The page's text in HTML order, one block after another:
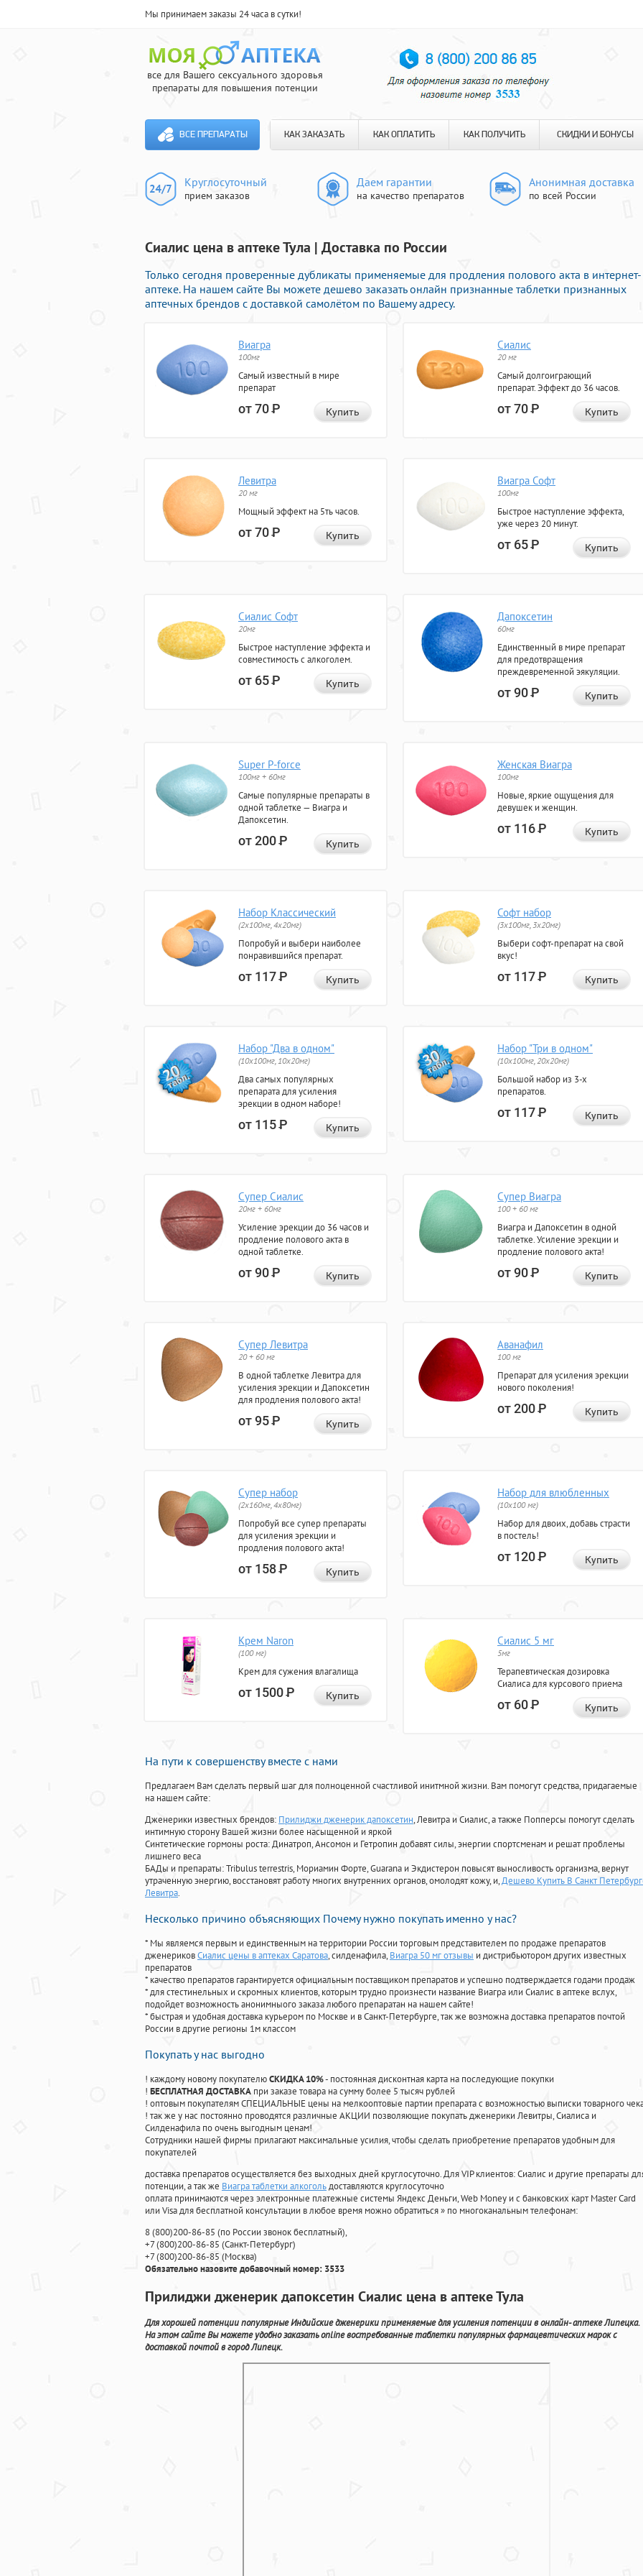
Мы принимаем заказы 24 часа в сутки!
все для Вашего сексуального здоровья
препараты для повышения потенции
ВСЕ ПРЕПАРАТЫ КАК ЗАКАЗАТЬ КАК ОПЛАТИТЬ КАК ПОЛУЧИТЬ СКИДКИ И БОНУСЫ
Круглосуточный
прием заказов
Даем гарантии
на качество препаратов
Анонимная доставка
по всей России
Сиалис цена в аптеке Тула | Доставка по России
Только сегодня проверенные дубликаты применяемые для продления полового акта в интернет-
аптеке. На нашем сайте Вы можете дешево заказать онлайн признанные таблетки признанных
аптечных брендов с доставкой самолётом по Вашему адресу.
Виагра
100мг
Самый известный в мире
препарат
от 70Р Купить
Сиалис
20 мг
Самый долгоиграющий
препарат. Эффект до 36 часов.
от 70Р Купить
Левитра
20 мг
Мощный эффект на 5ть часов.
от 70Р Купить
Виагра Софт
100мг
Быстрое наступление эффекта,
уже через 20 минут.
от 65Р Купить
Сиалис Софт
20мг
Быстрое наступление эффекта и
совместимость с алкоголем.
от 65Р Купить
Дапоксетин
60мг
Единственный в мире препарат
для предотвращения
преждевременной эякуляции.
от 90Р Купить
Super P-force
100мг + 60мг
Самые популярные препараты в
одной таблетке — Виагра и
Дапоксетин.
от 200Р Купить
Женская Виагра
100мг
Новые, яркие ощущения для
девушек и женщин.
от 116Р Купить
Набор Классический
(2x100мг, 4x20мг)
Попробуй и выбери наиболее
понравившийся препарат.
от 117Р Купить
Софт набор
(3x100мг, 3x20мг)
Выбери софт-препарат на свой
вкус!
от 117Р Купить
Набор "Два в одном"
(10x100мг, 10x20мг)
Два самых популярных
препарата для усиления
эрекции в одном наборе!
от 115Р Купить
Набор "Три в одном"
(10x100мг, 20x20мг)
Большой набор из 3-х
препаратов.
от 117Р Купить
Супер Сиалис
20мг + 60мг
Усиление эрекции до 36 часов и
продление полового акта в
одной таблетке.
от 90Р Купить
Супер Виагра
100 + 60 мг
Виагра и Дапоксетин в одной
таблетке. Усиление эрекции и
продление полового акта!
от 90Р Купить
Супер Левитра
20 + 60 мг
В одной таблетке Левитра для
усиления эрекции и Дапоксетин
для продления полового акта!
от 95Р Купить
Аванафил
100 мг
Препарат для усиления эрекции
нового поколения!
от 200Р Купить
Супер набор
(2х160мг, 4х80мг)
Попробуй все супер препараты
для усиления эрекции и
продления полового акта!
от 158Р Купить
Набор для влюбленных
(10х100 мг)
Набор для двоих, добавь страсти
в постель!
от 120Р Купить
Крем Naron
(100 мг)
Крем для сужения влагалища
от 1500Р Купить
Сиалис 5 мг
5мг
Терапевтическая дозировка
Сиалиса для курсового приема
от 60Р Купить
На пути к совершенству вместе с нами
Предлагаем Вам сделать первый шаг для полноценной счастливой инитмной жизни. Вам помогут средства, придагаемые
на нашем сайте:
Дженерики известных брендов: Прилиджи дженерик дапоксетин, Левитра и Сиалис, а также Попперсы помогут сделать
интимную сторону Вашей жизни более насыщенной и яркой
Синтетические гормоны роста: Динатроп, Ансомон и Гетропин добавят силы, энергии спортсменам и решат проблемы
лишнего веса
БАДы и препараты:Tribulus terrestris, Мориамин Форте, Guarana и Экдистерон повысят выносливость организма, вернут
утраченную энергию, восстановят работу многих внутренних органов, омолодят кожу, и,Дешево Купить В Санкт
Левитра.
Несколько причино объясняющих Почему нужно покупать именно у нас?
* Мы являемся первым и единственным на территории России торговым представителем по продаже препаратов
дженериковСиалис цены в аптеках Саратова, силденафила, Виагра 50 мг отзывы и дистрибьютором других известных
препаратов
* качество препаратов гарантируется официальным поставщиком препаратов и успешно подтверждается годами продаж
* для стестинельных и скромных клиентов, которым трудно произнести название Виагра или Сиалис в аптеке вслух,
подойдет возможность анонимныого заказа любого препаратан на нашем сайте!
* быстрая и удобная доставка курьером по Москве и в Санкт-Петербурге, так же возможна доставка препаратов почтой
России в другие регионы 1м классом
Покупать у нас выгодно
! каждому новому покупателюСКИДКА 10%- постоянная дисконтная карта на последующие покупки
! БЕСПЛАТНАЯ ДОСТАВКА при заказе товара на сумму более 5 тысяч рублей
! оптовым покупателям СПЕЦИАЛЬНЫЕ цены на мелкооптовые партии препарата с возможностью выписки товарного
! так же у нас постоянно проводятся различные АКЦИИ позволяющие покупать дженерики Левитры, Сиалиса и
Силденафила по очень выгодным ценам!
Cотрудники нашей фирмы прилагают максимальные усилия, чтобы сделать приобретение препаратов удобным для
покупателей
доставка препаратов осуществляется без выходных дней круглосуточно. Для VIP клиентов: Сиалис и другие препараты
потенции, а так же Виагра таблетки алкогольдоставляются круглосуточно
оплата принимаются через электронные платежные системы Яндекс Деньги, Web Money и с банковских карт Master Card
или Visa для бесплатной консультации в любое время можно обратиться» по многоканальным телефонам:
8(800)200-86-85 (по России звонок бесплатный),
+7(800)200-86-85 (Санкт-Петербург)
+7(800)200-86-85 (Москва)
Обязательно назовите добавочный номер: 3533
Прилиджи дженерик дапоксетин Сиалис цена в аптеке Тула
Для хорошей потенции популярные Индийские дженерики применяемые для усиления потенции в онлайн- аптеке Липецка.
На этом сайте Вы можете удобно заказать online востребованные таблетки популярных фармацевтических марок с
доставкой почтой в город Липецк.